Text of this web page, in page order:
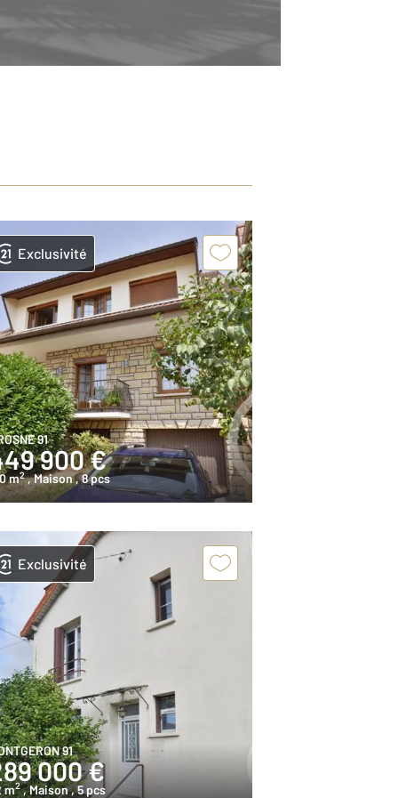
Exclusivité
91
900 €
m2 , Maison, 8 pcs
Exclusivité
91
000 €
m2 , Maison, 5 pcs